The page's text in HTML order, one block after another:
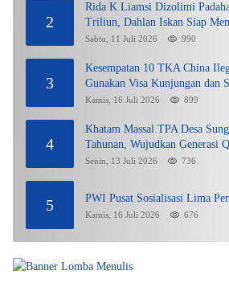
2
Rida K Liamsi Dizolimi
Triliun, Dahlan Iskan Siap
Sabtu, 11 Juli 2026 990
3
Kesempatan 10 TKA China
Gunakan Visa Kunjungan dan
Imigrasi Kepri?
Kamis, 16 Juli 2026 899
4
Khatam Massal TPA Desa
Tahunan, Wujudkan Generasi
Senin, 13 Juli 2026 736
5 PWI Pusat Sosialisasi Lima
Kamis, 16 Juli 2026 676